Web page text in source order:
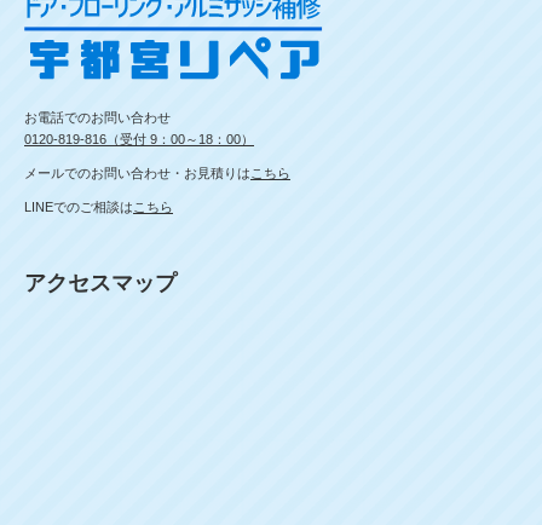
お電話でのお問い合わせ
0120-819-816（受付 9：00～18：00）
メールでのお問い合わせ・お見積りは こちら
LINEでのご相談は こちら
アクセスマップ